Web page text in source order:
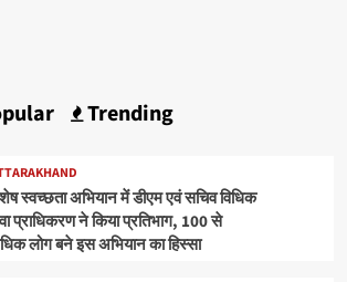
Trending
स्वच्छता अभियान में डीएम एवं सचिव विधिक
प्राधिकरण ने किया प्रतिभाग, 100 से
लोग बने इस अभियान का हिस्सा